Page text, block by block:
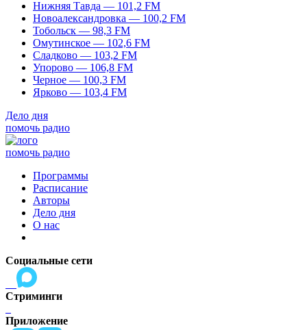
Нижняя Тавда — 101,2 FM
Новоалександровка — 100,2 FM
Тобольск — 98,3 FM
Омутинское — 102,6 FM
Сладково — 103,2 FM
Упорово — 106,8 FM
Черное — 100,3 FM
Ярково — 103,4 FM
Дело дня
помочь радио
помочь радио
Программы
Расписание
Авторы
Дело дня
О нас
Социальные сети
Стриминги
Приложение